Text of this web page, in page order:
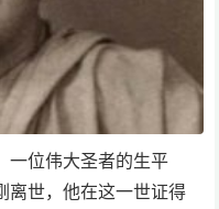
位伟大圣者的生平
离世，他在这一世证得